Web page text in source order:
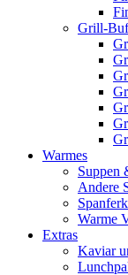
Grill-
Warmes
Suppen
Andere
Warme
Extras
Kaviar